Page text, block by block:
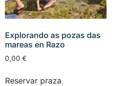
Explorando as pozas das
mareas en Razo
0,00 €
Reservar praza